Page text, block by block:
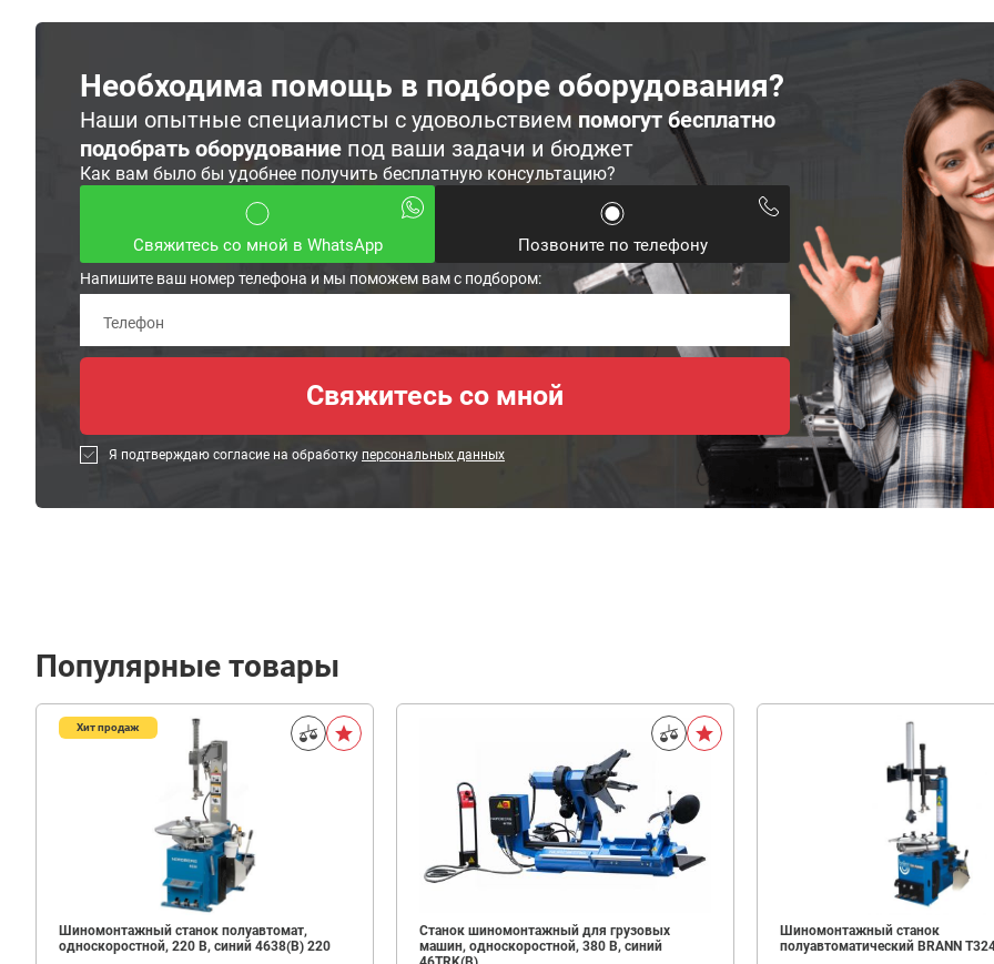
Необходима помощь в подборе оборудования?
Наши опытные специалисты с удовольствием помогут бесплатно
подобрать оборудование под ваши задачи и бюджет
Как вам было бы удобнее получить бесплатную консультацию?
Свяжитесь со мной в WhatsApp Позвоните по телефону
Напишите ваш номер телефона и мы поможем вам с подбором:
Я подтверждаю согласие на обработку персональных данных
Популярные товары
Хит продаж
Шиномонтажный станок полуавтомат,
односкоростной, 220 В, синий 4638(B) 220
Станок шиномонтажный для грузовых
машин, односкоростной, 380 В, синий
Шиномонтажный станок
полуавтоматический BRANN